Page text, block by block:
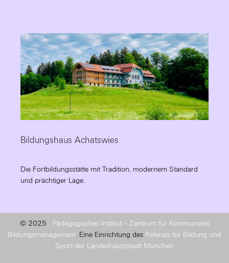
Bildungshaus Achatswies
Die Fortbildungsstätte mit Tradition, modernem Standard
und prächtiger Lage.
© 2025 Pädagogisches Institut – Zentrum für Kommunales
Bildungsmanagement. Eine Einrichtung des Referats für Bildung und
Sport der Landeshauptstadt München